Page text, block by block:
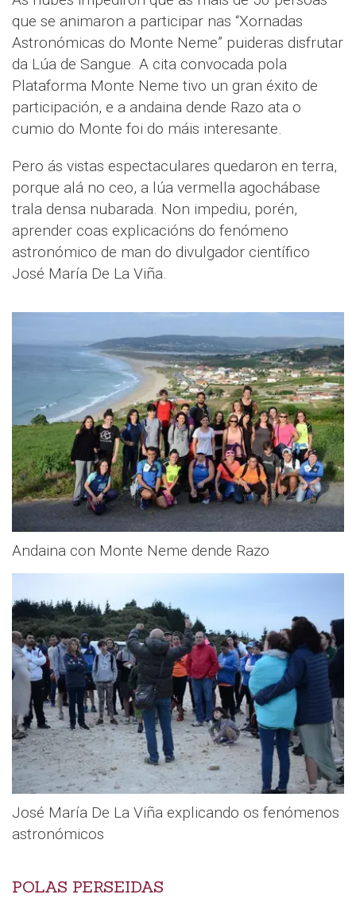
que se animaron a participar nas “Xornadas
Astronómicas do Monte Neme” puideras disfrutar
da Lúa de Sangue. A cita convocada pola
Plataforma Monte Neme tivo un gran éxito de
participación, e a andaina dende Razo ata o
cumio do Monte foi do máis interesante.
Pero ás vistas espectaculares quedaron en terra,
porque alá no ceo, a lúa vermella agochábase
trala densa nubarada. Non impediu, porén,
aprender coas explicacións do fenómeno
astronómico de man do divulgador científico
José María De La Viña.
Andaina con Monte Neme dende Razo
José María De La Viña explicando os fenómenos
astronómicos
POLAS PERSEIDAS